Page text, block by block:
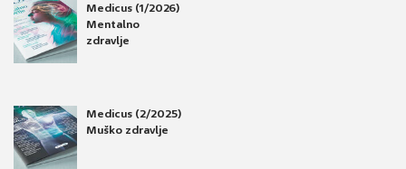
Medicus (1/2026)
Mentalno
zdravlje
Medicus (2/2025)
Muško zdravlje